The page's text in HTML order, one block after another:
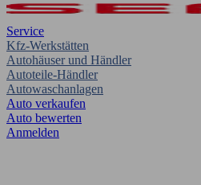
Service
Kfz-Werkstätten
Autohäuser und Händler
Autoteile-Händler
Autowaschanlagen
Auto verkaufen
Auto bewerten
Anmelden